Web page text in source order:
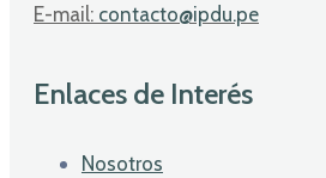
E-mail: contacto@ipdu.pe
Enlaces de Interés
Nosotros